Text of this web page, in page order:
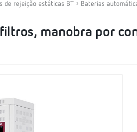
de rejeição estáticas BT Baterias
manobra por